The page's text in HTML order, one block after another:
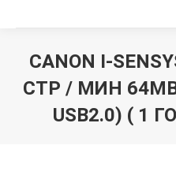
CANON I-
СТР / МИН
USB2.0) ( 1